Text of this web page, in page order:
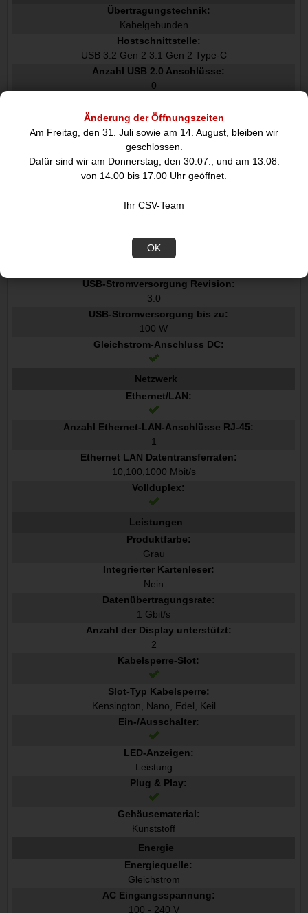
Änderung der Öffnungszeiten
Am Freitag, den 31. Juli sowie am 14. August, bleiben wir
geschlossen.
Dafür sind wir am Donnerstag, den 30.07., und am 13.08.
von 14.00 bis 17.00 Uhr geöffnet.
Ihr CSV-Team
OK
Übertragungstechnik:
Kabelgebunden
Hostschnittstelle:
USB 3.2 Gen 2 3.1 Gen 2 Type-C
Anzahl USB 2.0 Anschlüsse:
0
4
Anzahl HDMI-Anschlüsse:
2
Mikrofon-Eingang:
Nein
0
2
USB Power Delivery:
USB-Stromversorgung Revision:
3.0
USB-Stromversorgung bis zu:
100 W
Gleichstrom-Anschluss DC:
Netzwerk
Ethernet/LAN:
Anzahl Ethernet-LAN-Anschlüsse RJ-45:
1
Ethernet LAN Datentransferraten:
10,100,1000 Mbit/s
Vollduplex:
Leistungen
Produktfarbe:
Grau
Integrierter Kartenleser:
Nein
Datenübertragungsrate:
1 Gbit/s
Anzahl der Display unterstützt:
2
Kabelsperre-Slot:
Slot-Typ Kabelsperre:
Kensington, Nano, Edel, Keil
Ein-/Ausschalter:
LED-Anzeigen:
Leistung
Plug & Play:
Gehäusematerial:
Kunststoff
Energie
Energiequelle:
Gleichstrom
AC Eingangsspannung:
100 - 240 V